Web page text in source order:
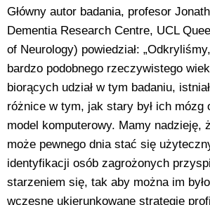
Główny autor badania, profesor
Dementia Research Centre, UCL
of Neurology) powiedział:
bardzo podobnego rzeczywistego
biorących udział w tym badaniu,
różnice w tym, jak stary był ich mózg
model komputerowy. Mamy nadzieję,
może pewnego dnia stać się
identyfikacji osób zagrożonych
starzeniem się, tak aby można im
wczesne ukierunkowane strategie